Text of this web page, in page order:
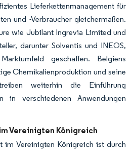
Lieferkettenmanagement für
und -Verbraucher gleichermaßen.
wie Jubilant Ingrevia Limited und
darunter Solventis und INEOS,
geschaffen. Belgiens
Chemikalienproduktion und seine
weiterhin die Einführung
in verschiedenen Anwendungen
Vereinigten Königreich
im Vereinigten Königreich ist durch